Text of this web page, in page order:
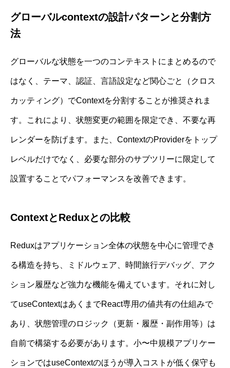
グローバルcontextの設計パターンと分割方
法
グローバルな状態を一つのコンテキストにまとめるので
はなく、テーマ、認証、言語設定など関心ごと（クロス
カッティング）でContextを分割することが推奨されま
す。これにより、状態変更の範囲を限定でき、不要な再
レンダーを防げます。また、ContextのProviderをトップ
レベルだけでなく、必要な部分のサブツリーに限定して
設置することでパフォーマンスを改善できます。
ContextとReduxとの比較
Reduxはアプリケーション全体の状態を中心に管理でき
る構造を持ち、ミドルウェア、時間旅行デバッグ、アク
ション履歴など強力な機能を備えています。それに対し
てuseContextはあくまでReact専用の値共有の仕組みで
あり、状態管理のロジック（更新・履歴・副作用等）は
自前で構築する必要があります。小〜中規模アプリケー
ションではuseContextのほうが導入コストが低く保守も